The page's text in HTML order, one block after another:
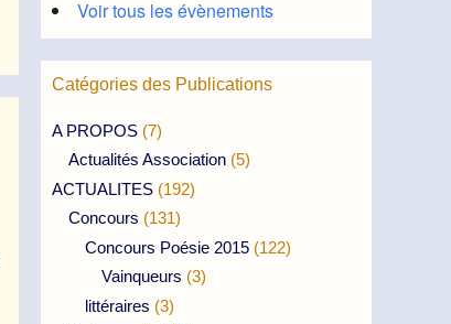
Voir tous les évènements
Catégories des Publications
A PROPOS (7)
Actualités Association (5)
ACTUALITES (192)
Concours (131)
Concours Poésie 2015 (122)
Vainqueurs (3)
littéraires (3)